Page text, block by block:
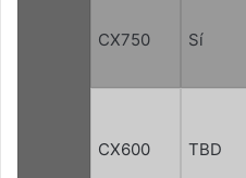
CX750 Sí
CX600 TBD